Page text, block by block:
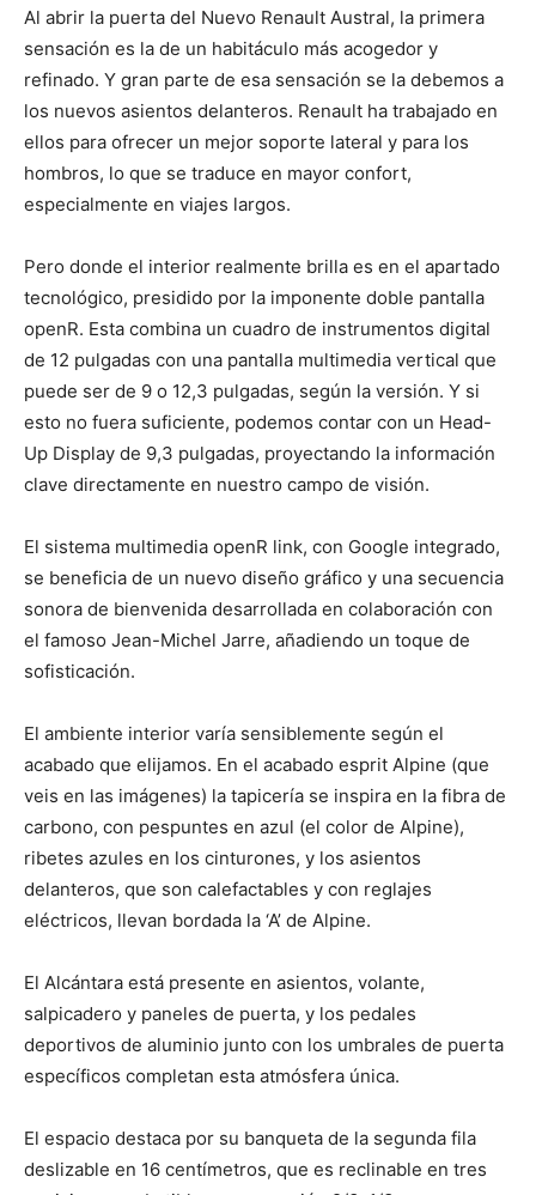
Al abrir la puerta del Nuevo Renault Austral, la primera
sensación es la de un habitáculo más acogedor y
refinado. Y gran parte de esa sensación se la debemos a
los nuevos asientos delanteros. Renault ha trabajado en
ellos para ofrecer un mejor soporte lateral y para los
hombros, lo que se traduce en mayor confort,
especialmente en viajes largos.
Pero donde el interior realmente brilla es en el apartado
tecnológico, presidido por la imponente doble pantalla
openR. Esta combina un cuadro de instrumentos digital
de 12 pulgadas con una pantalla multimedia vertical que
puede ser de 9 o 12,3 pulgadas, según la versión. Y si
esto no fuera suficiente, podemos contar con un Head-
Up Display de 9,3 pulgadas, proyectando la información
clave directamente en nuestro campo de visión.
El sistema multimedia openR link, con Google integrado,
se beneficia de un nuevo diseño gráfico y una secuencia
sonora de bienvenida desarrollada en colaboración con
el famoso Jean-Michel Jarre, añadiendo un toque de
sofisticación.
El ambiente interior varía sensiblemente según el
acabado que elijamos. En el acabado esprit Alpine (que
veis en las imágenes) la tapicería se inspira en la fibra de
carbono, con pespuntes en azul (el color de Alpine),
ribetes azules en los cinturones, y los asientos
delanteros, que son calefactables y con reglajes
eléctricos, llevan bordada la ‘A’ de Alpine.
El Alcántara está presente en asientos, volante,
salpicadero y paneles de puerta, y los pedales
deportivos de aluminio junto con los umbrales de puerta
específicos completan esta atmósfera única.
El espacio destaca por su banqueta de la segunda fila
deslizable en 16 centímetros, que es reclinable en tres